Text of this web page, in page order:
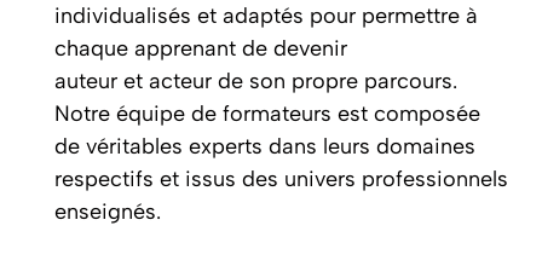
individualisés et adaptés pour permettre à
chaque apprenant de devenir
auteur et acteur de son propre parcours.
Notre équipe de formateurs est composée
de véritables experts dans leurs domaines
respectifs et issus des univers professionnels
enseignés.